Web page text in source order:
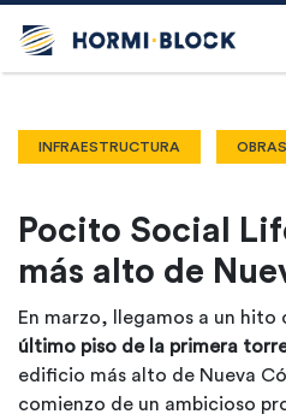
INFRAESTRUCTURA OBRAS
Pocito Social
más alto de
En marzo, llegamos a un hito
último piso de la primera
edificio más alto de Nueva
comienzo de un ambicioso